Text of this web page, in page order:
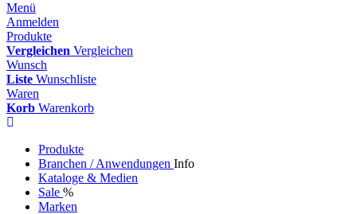
Menü
Anmelden
Produkte
Vergleichen Vergleichen
Wunsch
Liste Wunschliste
Waren
Korb Warenkorb
Produkte
Branchen / Anwendungen Info
Kataloge & Medien
Sale %
Marken